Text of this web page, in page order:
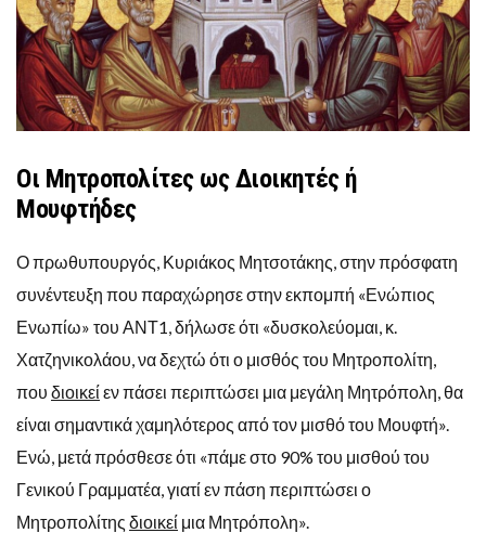
Οι Μητροπολίτες ως Διοικητές ή
Μουφτήδες
Ο πρωθυπουργός, Κυριάκος Μητσοτάκης, στην πρόσφατη
συνέντευξη που παραχώρησε στην εκπομπή «Ενώπιος
Ενωπίω» του ΑΝΤ1, δήλωσε ότι «δυσκολεύομαι, κ.
Χατζηνικολάου, να δεχτώ ότι ο μισθός του Μητροπολίτη,
που διοικείεν πάσει περιπτώσει μια μεγάλη Μητρόπολη, θα
είναι σημαντικά χαμηλότερος από τον μισθό του Μουφτή».
Ενώ, μετά πρόσθεσε ότι «πάμε στο 90% του μισθού του
Γενικού Γραμματέα, γιατί εν πάση περιπτώσει ο
Μητροπολίτης διοικεί μια Μητρόπολη».